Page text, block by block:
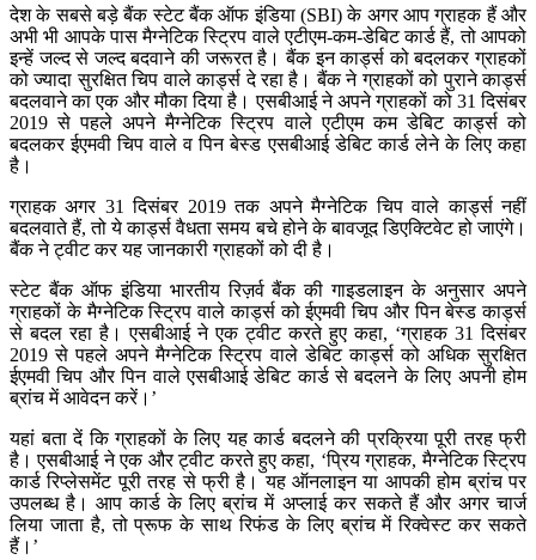
देश के सबसे बड़े बैंक स्टेट बैंक ऑफ इंडिया (SBI) के अगर आप ग्राहक हैं और
अभी भी आपके पास मैग्नेटिक स्ट्रिप वाले एटीएम-कम-डेबिट कार्ड हैं, तो आपको
इन्हें जल्द से जल्द बदवाने की जरूरत है। बैंक इन कार्ड्स को बदलकर ग्राहकों
को ज्यादा सुरक्षित चिप वाले कार्ड्स दे रहा है। बैंक ने ग्राहकों को पुराने कार्ड्स
बदलवाने का एक और मौका दिया है। एसबीआई ने अपने ग्राहकों को 31 दिसंबर
2019 से पहले अपने मैग्नेटिक स्ट्रिप वाले एटीएम कम डेबिट कार्ड्स को
बदलकर ईएमवी चिप वाले व पिन बेस्ड एसबीआई डेबिट कार्ड लेने के लिए कहा
है।
ग्राहक अगर 31 दिसंबर 2019 तक अपने मैग्नेटिक चिप वाले कार्ड्स नहीं
बदलवाते हैं, तो ये कार्ड्स वैधता समय बचे होने के बावजूद डिएक्टिवेट हो जाएंगे।
बैंक ने ट्वीट कर यह जानकारी ग्राहकों को दी है।
स्टेट बैंक ऑफ इंडिया भारतीय रिज़र्व बैंक की गाइडलाइन के अनुसार अपने
ग्राहकों के मैग्नेटिक स्ट्रिप वाले कार्ड्स को ईएमवी चिप और पिन बेस्ड कार्ड्स
से बदल रहा है। एसबीआई ने एक ट्वीट करते हुए कहा, ‘ग्राहक 31 दिसंबर
2019 से पहले अपने मैग्नेटिक स्ट्रिप वाले डेबिट कार्ड्स को अधिक सुरक्षित
ईएमवी चिप और पिन वाले एसबीआई डेबिट कार्ड से बदलने के लिए अपनी होम
ब्रांच में आवेदन करें।’
यहां बता दें कि ग्राहकों के लिए यह कार्ड बदलने की प्रक्रिया पूरी तरह फ्री
है। एसबीआई ने एक और ट्वीट करते हुए कहा, ‘प्रिय ग्राहक, मैग्नेटिक स्ट्रिप
कार्ड रिप्लेसमेंट पूरी तरह से फ्री है। यह ऑनलाइन या आपकी होम ब्रांच पर
उपलब्ध है। आप कार्ड के लिए ब्रांच में अप्लाई कर सकते हैं और अगर चार्ज
लिया जाता है, तो प्रूफ के साथ रिफंड के लिए ब्रांच में रिक्वेस्ट कर सकते
हैं।’